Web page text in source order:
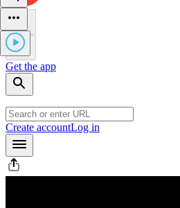
Get the app
Create accountLog in